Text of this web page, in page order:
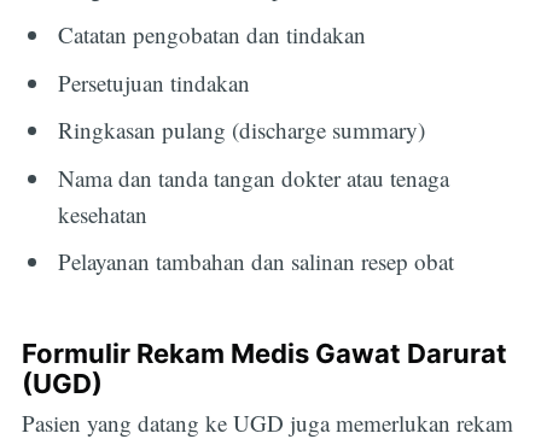
Catatan pengobatan dan tindakan
Persetujuan tindakan
Ringkasan pulang (discharge summary)
Nama dan tanda tangan dokter atau tenaga
kesehatan
Pelayanan tambahan dan salinan resep obat
Formulir Rekam Medis Gawat Darurat
(UGD)
Pasien yang datang ke UGD juga memerlukan rekam